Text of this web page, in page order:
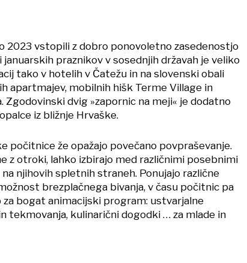
2023 vstopili z dobro ponovoletno zasedenostjo
praznikov v sosednjih državah je veliko
tako v hotelih v Čatežu in na slovenski obali
apartmajev, mobilnih hišk Terme Village in
Zgodovinski dvig »zapornic na meji« je dodatno
iz bližnje Hrvaške.
počitnice že opažajo povečano povpraševanje.
z otroki, lahko izbirajo med različnimi posebnimi
njihovih spletnih straneh. Ponujajo različne
brezplačnega bivanja, v času počitnic pa
bogat animacijski program: ustvarjalne
tekmovanja, kulinarični dogodki … za mlade in